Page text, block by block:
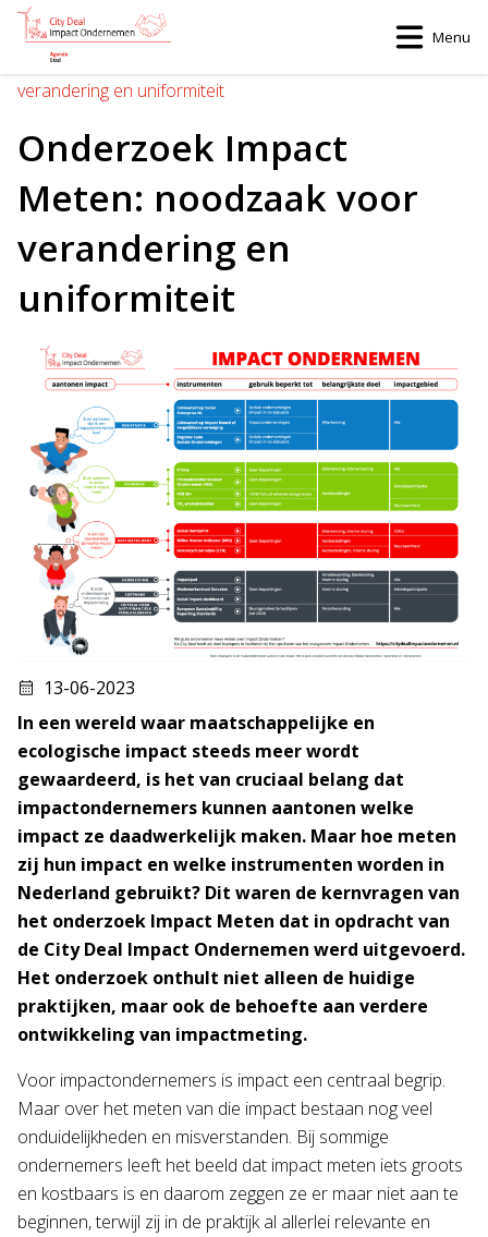
Menu
Home>
verandering en uniformiteit
Onderzoek Impact
Meten: noodzaak voor
verandering en
uniformiteit
13-06-2023
In een wereld waar maatschappelijke en
ecologische impact steeds meer wordt
gewaardeerd, is het van cruciaal belang dat
impactondernemers kunnen aantonen welke
impact ze daadwerkelijk maken. Maar hoe meten
zij hun impact en welke instrumenten worden in
Nederland gebruikt? Dit waren de kernvragen van
het onderzoek Impact Meten dat in opdracht van
de City Deal Impact Ondernemen werd uitgevoerd.
Het onderzoek onthult niet alleen de huidige
praktijken, maar ook de behoefte aan verdere
ontwikkeling van impactmeting.
Voor impactondernemers is impact een centraal begrip.
Maar over het meten van die impact bestaan nog veel
onduidelijkheden en misverstanden. Bij sommige
ondernemers leeft het beeld dat impact meten iets groots
en kostbaars is en daarom zeggen ze er maar niet aan te
beginnen, terwijl zij in de praktijk al allerlei relevante en